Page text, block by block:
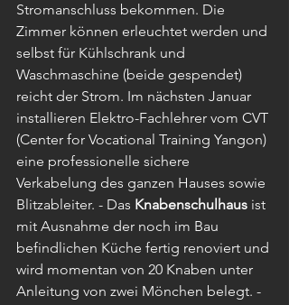
Stromanschluss bekommen. Die
Zimmer können erleuchtet werden und
selbst für Kühlschrank und
Waschmaschine (beide gespendet)
reicht der Strom. Im nächsten Januar
installieren Elektro-Fachlehrer vom CVT
(Center for Vocational Training Yangon)
eine professionelle sichere
Verkabelung des ganzen Hauses sowie
Blitzableiter. - Das Knabenschulhaus ist
mit Ausnahme der noch im Bau
befindlichen Küche fertig renoviert und
wird momentan von 20 Knaben unter
Anleitung von zwei Mönchen belegt. -